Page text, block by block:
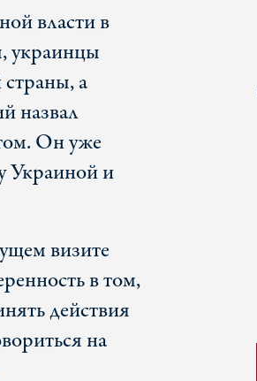
власти в
украинцы
а
назвал
Он уже
Украиной и
визите
в том,
действия
на